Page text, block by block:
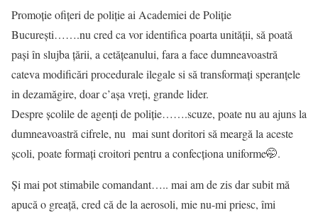
Promoție ofițeri de poliție ai Academiei de Poliție
București…….nu cred ca vor identifica poarta unității, să poată
pași în slujba țării, a cetățeanului, fara a face dumneavoastră
cateva modificări procedurale ilegale si să transformați speranțele
in dezamăgire, doar c’așa vreți, grande lider.
Despre școlile de agenți de poliție…….scuze, poate nu au ajuns la
dumneavoastră cifrele, nu mai sunt doritori să meargă la aceste
școli, poate formați croitori pentru a confecționa uniforme🤭.
Și mai pot stimabile comandant….. mai am de zis dar subit mă
apucă o greață, cred că de la aerosoli, mie nu-mi priesc, îmi